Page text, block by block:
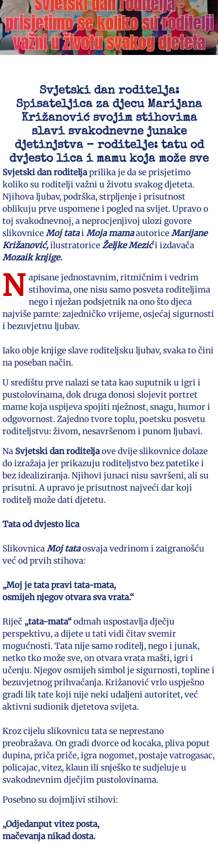
prisjetimo se koliko su roditelji
važni u životu svakog djeteta
Svjetski dan roditelja:
Spisateljica za djecu Marijana
Križanović svojim stihovima
slavi svakodnevne junake
djetinjstva – roditelje: tatu od
dvjesto lica i mamu koja može sve
Svjetski dan roditeljaprilika je da se prisjetimo
koliko su roditelji važni u životu svakog djeteta.
Njihova ljubav, podrška, strpljenje i prisutnost
oblikuju prve uspomene i pogled na svijet. Upravo o
toj svakodnevnoj, a neprocjenjivoj ulozi govore
slikovniceMoj tatai Moja mamaautoriceMarijane
Križanović,ilustratoriceŽeljke Mezići izdavača
Mozaik knjige.
N apisane jednostavnim, ritmičnim i vedrim
stihovima, one nisu samo posveta roditeljima
nego i nježan podsjetnik na ono što djeca
najviše pamte: zajedničko vrijeme, osjećaj sigurnosti
i bezuvjetnu ljubav.
Iako obje knjige slave roditeljsku ljubav, svaka to čini
na poseban način.
U središtu prve nalazi se tata kao suputnik u igri i
pustolovinama, dok druga donosi slojevit portret
mame koja uspijeva spojiti nježnost, snagu, humor i
odgovornost. Zajedno tvore toplu, poetsku posvetu
roditeljstvu: živom, nesavršenom i punom ljubavi.
Na Svjetski dan roditeljaove dvije slikovnice dolaze
do izražaja jer prikazuju roditeljstvo bez patetike i
bez idealiziranja. Njihovi junaci nisu savršeni, ali su
prisutni. A upravo je prisutnost najveći dar koji
roditelj može dati djetetu.
Tata od dvjesto lica
SlikovnicaMoj tataosvaja vedrinom i zaigranošću
već od prvih stihova:
„Moj je tata pravi tata-mata,
osmijeh njegov otvara sva vrata.“
Riječ „tata-mata“odmah uspostavlja dječju
perspektivu, a dijete u tati vidi čitav svemir
mogućnosti. Tata nije samo roditelj, nego i junak,
netko tko može sve, on otvara vrata mašti, igri i
učenju. Njegov osmijeh simbol je sigurnosti, topline i
bezuvjetnog prihvaćanja. Križanović vrlo uspješno
gradi lik tate koji nije neki udaljeni autoritet, već
aktivni sudionik djetetova svijeta.
Kroz cijelu slikovnicu tata se neprestano
preobražava. On gradi dvorce od kocaka, pliva poput
dupina, priča priče, igra nogomet, postaje vatrogasac,
policajac, vitez, klaun ili snješko te sudjeluje u
svakodnevnim dječjim pustolovinama.
Posebno su dojmljivi stihovi:
„Odjedanput vitez posta,
mačevanja nikad dosta.